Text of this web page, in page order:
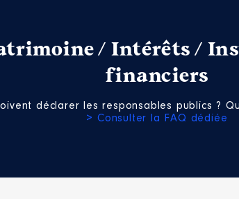
/ Intérêts /
financiers
déclarer les responsables publics ?
> Consulter la FAQ dédiée